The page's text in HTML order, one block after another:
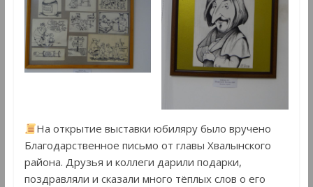
На открытие выставки юбиляру было вручено
Благодарственное письмо от главы Хвалынского
района. Друзья и коллеги дарили подарки,
поздравляли и сказали много тёплых слов о его